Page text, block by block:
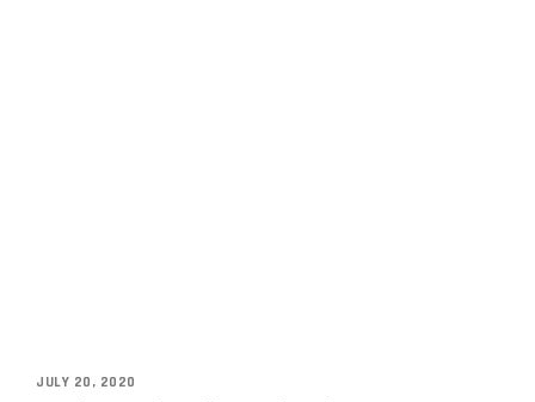
JULY 20, 2020